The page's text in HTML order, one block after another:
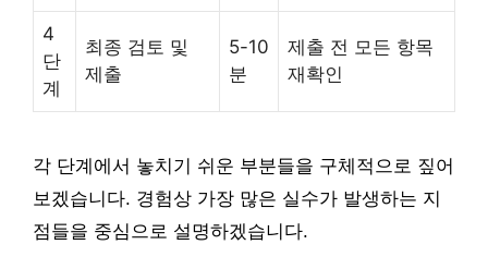
4
단
계
최종 검토 및
제출
5-10
분
제출 전 모든 항목
재확인
각 단계에서 놓치기 쉬운 부분들을 구체적으로 짚어
보겠습니다. 경험상 가장 많은 실수가 발생하는 지
점들을 중심으로 설명하겠습니다.